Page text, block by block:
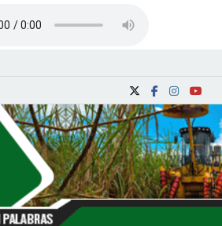
Radio Florida de
Cuba
Noticias y Actualidades de Florida, Camagüey,